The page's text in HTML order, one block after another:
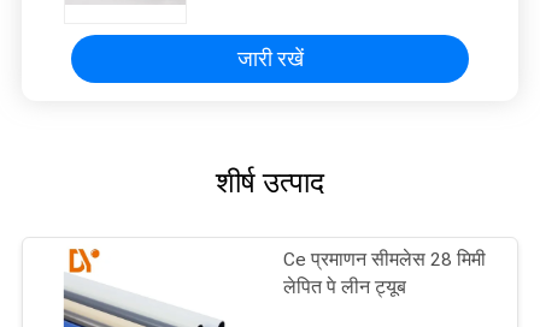
जारी रखें
शीर्ष उत्पाद
Ce प्रमाणन सीमलेस 28 मिमी
लेपित पे लीन ट्यूब